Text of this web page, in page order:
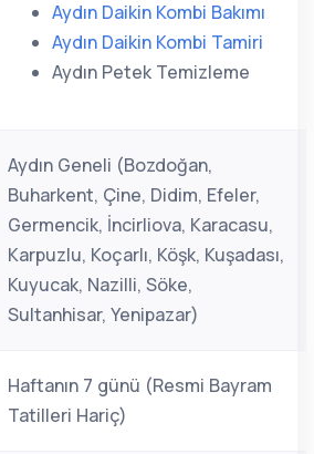
Aydın Daikin Kombi Bakımı
Aydın Daikin Kombi Tamiri
Aydın Petek Temizleme
Aydın Geneli (Bozdoğan,
Buharkent, Çine, Didim, Efeler,
Germencik, İncirliova, Karacasu,
Karpuzlu, Koçarlı, Köşk, Kuşadası,
Kuyucak, Nazilli, Söke,
Sultanhisar, Yenipazar)
Haftanın 7 günü (Resmi Bayram
Tatilleri Hariç)